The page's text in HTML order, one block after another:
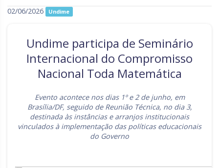
Paraíba Pernambuco
Piauí Paraná
Rio de Janeiro Rio Grande do Norte
Rondônia Roraima
Rio Grande do Sul Sergipe
São Paulo
02/06/2026 Undime
Undime participa de Seminário
Internacional do Compromisso
Nacional Toda Matemática
Evento acontece nos dias 1º e 2 de junho, em
Brasília/DF, seguido de Reunião Técnica, no dia 3,
destinada às instâncias e arranjos institucionais
vinculados à implementação das políticas educacionais
do Governo